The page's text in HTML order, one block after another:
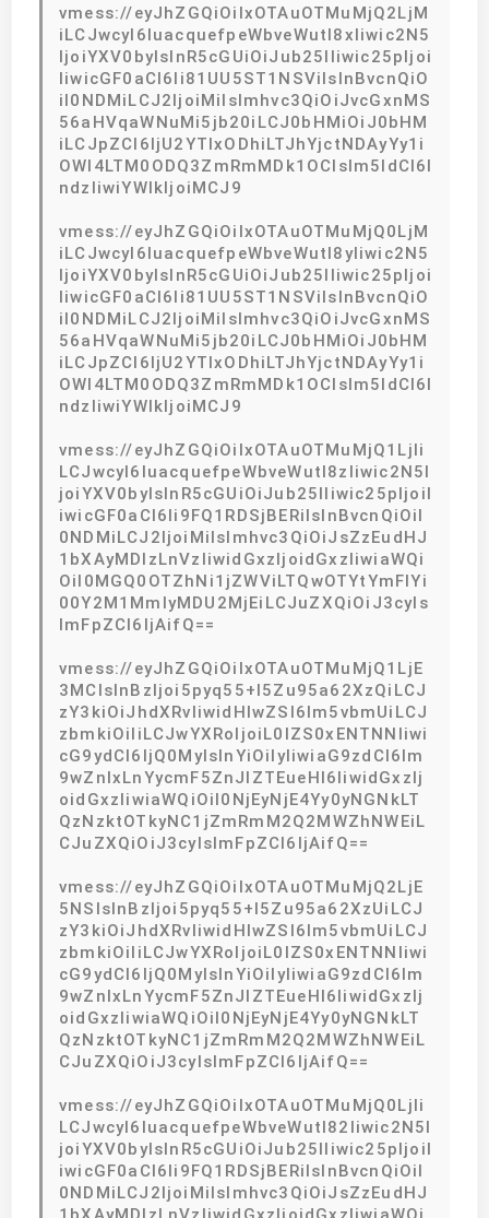
vmess://eyJhZGQiOiIxOTAuOTMuMjQ2LjM
iLCJwcyI6IuacquefpeWbveWutl8xIiwic2N5
IjoiYXV0byIsInR5cGUiOiJub25lIiwic25pIjoi
IiwicGF0aCI6Ii81UU5ST1NSViIsInBvcnQiO
iI0NDMiLCJ2IjoiMiIsImhvc3QiOiJvcGxnMS
56aHVqaWNuMi5jb20iLCJ0bHMiOiJ0bHM
iLCJpZCI6IjU2YTIxODhiLTJhYjctNDAyYy1i
OWI4LTM0ODQ3ZmRmMDk1OCIsIm5ldCI6I
ndzIiwiYWlkIjoiMCJ9
vmess://eyJhZGQiOiIxOTAuOTMuMjQ0LjM
iLCJwcyI6IuacquefpeWbveWutl8yIiwic2N5
IjoiYXV0byIsInR5cGUiOiJub25lIiwic25pIjoi
IiwicGF0aCI6Ii81UU5ST1NSViIsInBvcnQiO
iI0NDMiLCJ2IjoiMiIsImhvc3QiOiJvcGxnMS
56aHVqaWNuMi5jb20iLCJ0bHMiOiJ0bHM
iLCJpZCI6IjU2YTIxODhiLTJhYjctNDAyYy1i
OWI4LTM0ODQ3ZmRmMDk1OCIsIm5ldCI6I
ndzIiwiYWlkIjoiMCJ9
vmess://eyJhZGQiOiIxOTAuOTMuMjQ1LjIi
LCJwcyI6IuacquefpeWbveWutl8zIiwic2N5I
joiYXV0byIsInR5cGUiOiJub25lIiwic25pIjoiI
iwicGF0aCI6Ii9FQ1RDSjBERiIsInBvcnQiOiI
0NDMiLCJ2IjoiMiIsImhvc3QiOiJsZzEudHJ
1bXAyMDIzLnVzIiwidGxzIjoidGxzIiwiaWQi
OiI0MGQ0OTZhNi1jZWViLTQwOTYtYmFlYi
00Y2M1MmIyMDU2MjEiLCJuZXQiOiJ3cyIs
ImFpZCI6IjAifQ==
vmess://eyJhZGQiOiIxOTAuOTMuMjQ1LjE
3MCIsInBzIjoi5pyq55+l5Zu95a62XzQiLCJ
zY3kiOiJhdXRvIiwidHlwZSI6Im5vbmUiLCJ
zbmkiOiIiLCJwYXRoIjoiL0lZS0xENTNNIiwi
cG9ydCI6IjQ0MyIsInYiOiIyIiwiaG9zdCI6Im
9wZnIxLnYycmF5ZnJlZTEueHl6IiwidGxzIj
oidGxzIiwiaWQiOiI0NjEyNjE4Yy0yNGNkLT
QzNzktOTkyNC1jZmRmM2Q2MWZhNWEiL
CJuZXQiOiJ3cyIsImFpZCI6IjAifQ==
vmess://eyJhZGQiOiIxOTAuOTMuMjQ2LjE
5NSIsInBzIjoi5pyq55+l5Zu95a62XzUiLCJ
zY3kiOiJhdXRvIiwidHlwZSI6Im5vbmUiLCJ
zbmkiOiIiLCJwYXRoIjoiL0lZS0xENTNNIiwi
cG9ydCI6IjQ0MyIsInYiOiIyIiwiaG9zdCI6Im
9wZnIxLnYycmF5ZnJlZTEueHl6IiwidGxzIj
oidGxzIiwiaWQiOiI0NjEyNjE4Yy0yNGNkLT
QzNzktOTkyNC1jZmRmM2Q2MWZhNWEiL
CJuZXQiOiJ3cyIsImFpZCI6IjAifQ==
vmess://eyJhZGQiOiIxOTAuOTMuMjQ0LjIi
LCJwcyI6IuacquefpeWbveWutl82Iiwic2N5I
joiYXV0byIsInR5cGUiOiJub25lIiwic25pIjoiI
iwicGF0aCI6Ii9FQ1RDSjBERiIsInBvcnQiOiI
0NDMiLCJ2IjoiMiIsImhvc3QiOiJsZzEudHJ